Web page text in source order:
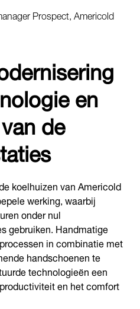
Prospect, Americold
en
de
koelhuizen van Americold
werking, waarbij
onder nul
gebruiken. Handmatige
in combinatie met
handschoenen te
technologieën een
en het comfort